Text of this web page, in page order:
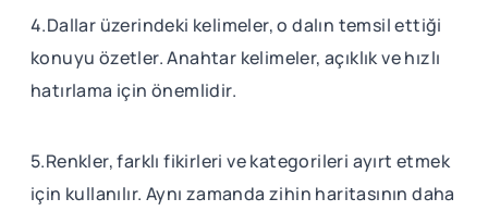
4.Dallar üzerindeki kelimeler, o dalın temsil ettiği
konuyu özetler. Anahtar kelimeler, açıklık ve hızlı
hatırlama için önemlidir.
5.Renkler, farklı fikirleri ve kategorileri ayırt etmek
için kullanılır. Aynı zamanda zihin haritasının daha